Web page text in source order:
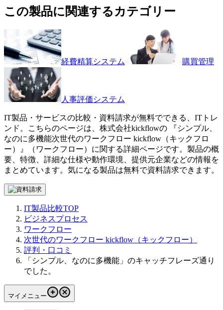
この製品に関連するカテゴリー
経費精算システム 購買管理
人事評価システム
IT製品・サービスの比較・資料請求が無料でできる、ITトレ
ンド。こちらのページは、 株式会社kickflowの 『シンプル、
なのに多機能次世代のワークフロー kickflow（キックフロ
ー）
』（ ワークフロー）に関する詳細ページです。製品の概
要、特徴、詳細な仕様や動作環境、提供元企業などの情報を
まとめています。気になる製品は無料で資料請求できます。
IT製品比較TOP
ビジネスプロセス
ワークフロー
次世代のワークフロー kickflow（キックフロー）
評判・口コミ
「シンプル、なのに多機能」のキャッチフレーズ通り
でした。
マイメニュー